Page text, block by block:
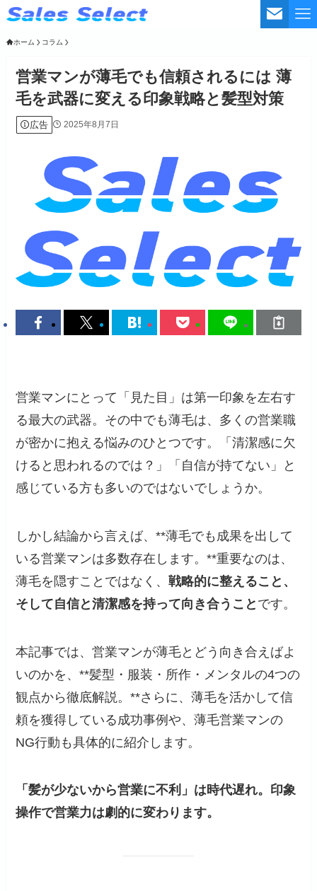
ホーム コラム
営業マンが薄毛でも信頼されるには 薄
毛を武器に変える印象戦略と髪型対策
広告 2025年8月7日
営業マンにとって「見た目」は第一印象を左右す
る最大の武器。その中でも薄毛は、多くの営業職
が密かに抱える悩みのひとつです。「清潔感に欠
けると思われるのでは？」「自信が持てない」と
感じている方も多いのではないでしょうか。
しかし結論から言えば、**薄毛でも成果を出して
いる営業マンは多数存在します。**重要なのは、
薄毛を隠すことではなく、戦略的に整えること、
そして自信と清潔感を持って向き合うこと です。
本記事では、営業マンが薄毛とどう向き合えばよ
いのかを、**髪型・服装・所作・メンタルの4つの
観点から徹底解説。**さらに、薄毛を活かして信
頼を獲得している成功事例や、薄毛営業マンの
NG行動も具体的に紹介します。
「髪が少ないから営業に不利」は時代遅れ。印象
操作で営業力は劇的に変わります。